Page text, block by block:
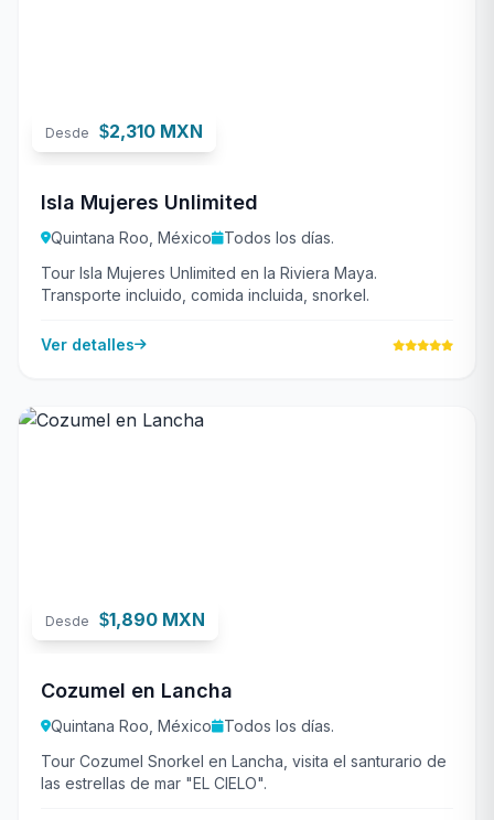
Desde $2,310 MXN
Isla Mujeres Unlimited
Quintana Roo, México
Todos los días.
Tour Isla Mujeres Unlimited en la Riviera Maya.
Transporte incluido, comida incluida, snorkel.
Ver detalles
Desde $1,890 MXN
Cozumel en Lancha
Quintana Roo, México
Todos los días.
Tour Cozumel Snorkel en Lancha, visita el santurario de
las estrellas de mar "EL CIELO".